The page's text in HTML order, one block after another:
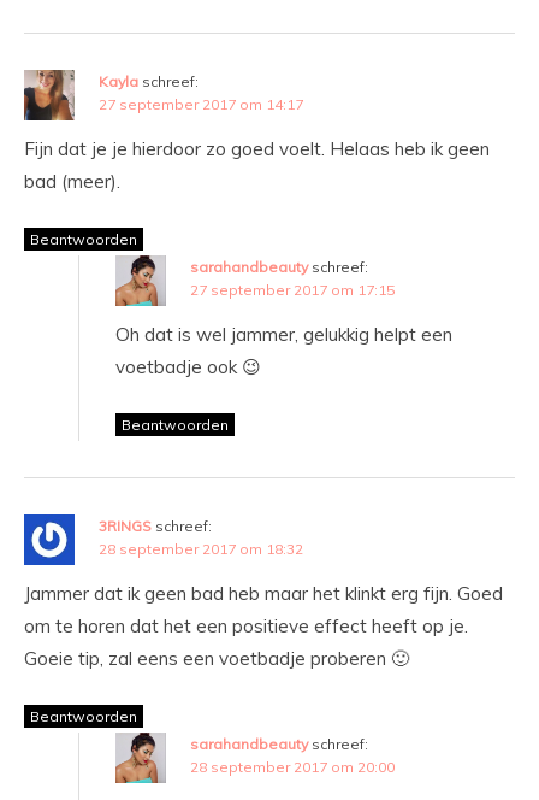
Kayla schreef:
27 september 2017 om 14:17
Fijn dat je je hierdoor zo goed voelt. Helaas heb ik geen
bad (meer).
Beantwoorden
sarahandbeauty schreef:
27 september 2017 om 17:15
Oh dat is wel jammer, gelukkig helpt een
voetbadje ook 😉
Beantwoorden
3RINGS schreef:
28 september 2017 om 18:32
Jammer dat ik geen bad heb maar het klinkt erg fijn. Goed
om te horen dat het een positieve effect heeft op je.
Goeie tip, zal eens een voetbadje proberen 🙂
Beantwoorden
sarahandbeauty schreef:
28 september 2017 om 20:00